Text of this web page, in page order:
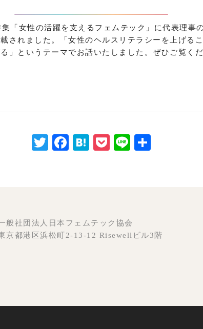
「女性の活躍を支えるフェムテック」に代表理事
されました。「女性のヘルスリテラシーを上げる
」というテーマでお話いたしました。ぜひご覧くだ
TwitterFacebook
HatenaPocket
Line
般社団法人日本フェムテック協会
京都港区浜松町2-13-12 Risewellビル3階